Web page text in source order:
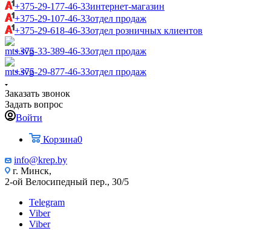
+375-29-177-46-33интернет-магазин
+375-29-107-46-33отдел продаж
+375-29-618-46-33отдел розничных клиентов
+375-33-389-46-33отдел продаж
+375-29-877-46-33отдел продаж
Заказать звонок
Задать вопрос
Войти
Корзина0
info@krep.by
г. Минск,
2-ой Велосипедный пер., 30/5
Telegram
Viber
Viber